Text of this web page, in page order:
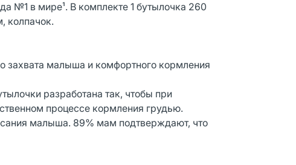
№1 в мире¹. В комплекте 1 бутылочка 260
колпачок.
захвата малыша и комфортного кормления
разработана так, чтобы при
процессе кормления грудью.
малыша. 89% мам подтверждают, что